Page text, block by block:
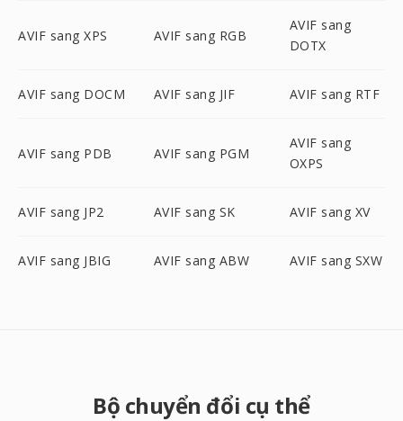
AVIF sang XPS AVIF sang RGB
AVIF sang
DOTX
AVIF sang DOCM AVIF sang JIF AVIF sang RTF
AVIF sang PDB AVIF sang PGM
AVIF sang
OXPS
AVIF sang JP2 AVIF sang SK AVIF sang XV
AVIF sang JBIG AVIF sang ABW AVIF sang SXW
Bộ chuyển đổi cụ thể